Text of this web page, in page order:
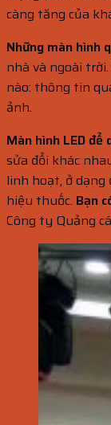
càng tăng của
Những màn hình
nhà và ngoài
nào: thông tin
ảnh.
Màn hình LED để
sửa đổi khác
linh hoạt, ở dạng
hiệu thuốc. Bạn
Công ty Quảng